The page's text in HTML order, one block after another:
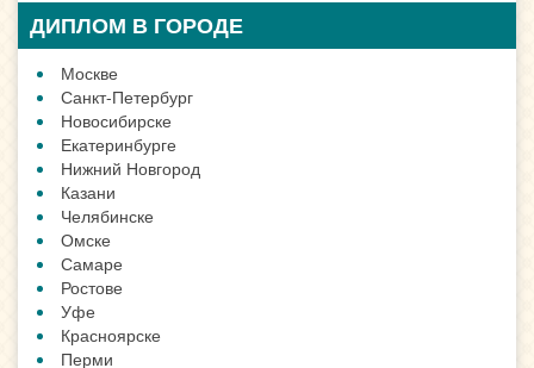
ДИПЛОМ В ГОРОДЕ
Москве
Санкт-Петербург
Новосибирске
Екатеринбурге
Нижний Новгород
Казани
Челябинске
Омске
Самаре
Ростове
Уфе
Красноярске
Перми